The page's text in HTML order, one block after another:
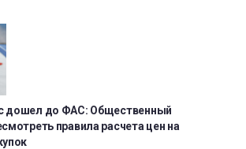
дошел до ФАС: Общественный
правила расчета цен на